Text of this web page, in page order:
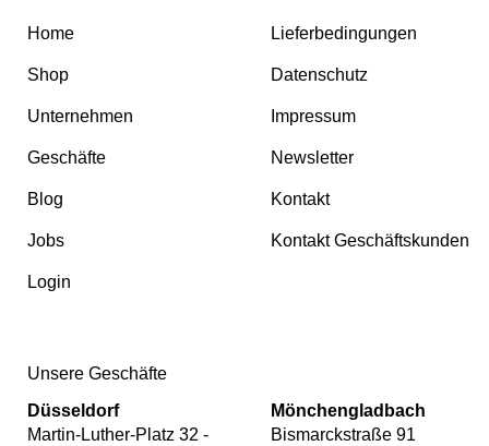
Home
Shop
Unternehmen
Geschäfte
Blog
Jobs
Login
Lieferbedingungen
Datenschutz
Impressum
Newsletter
Kontakt
Kontakt Geschäftskunden
Unsere Geschäfte
Düsseldorf
Martin-Luther-Platz 32 -
Mönchengladbach
Bismarckstraße 91